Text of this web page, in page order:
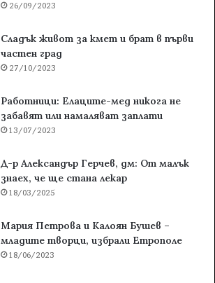
26/09/2023
Сладък живот за кмет и брат в първи
частен град
27/10/2023
Работници: Елаците-мед никога не
забавят или намаляват заплати
13/07/2023
Д-р Александър Герчев, дм: От малък
знаех, че ще стана лекар
18/03/2025
Мария Петрова и Калоян Бушев –
младите творци, избрали Етрополе
18/06/2023